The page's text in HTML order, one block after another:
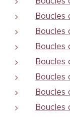
Boucles
Boucles
Boucles
Boucles
Boucles
Boucles
Boucles